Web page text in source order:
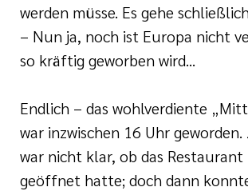
werden müsse. Es gehe
– Nun ja, noch ist Europa nicht
so kräftig geworben wird...
Endlich – das wohlverdiente
war inzwischen 16 Uhr
war nicht klar, ob das Restaurant
geöffnet hatte; doch dann